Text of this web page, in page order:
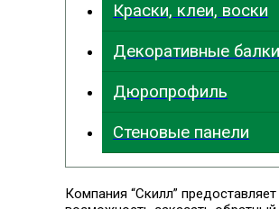
Краски, клеи, воски
Декоративные балки
Дюропрофиль
Стеновые панели
Компания “Скилл”